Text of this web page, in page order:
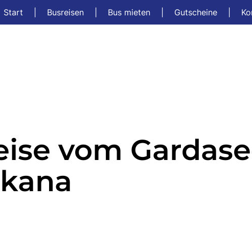
Start Busreisen Bus mieten Gutscheine
vom